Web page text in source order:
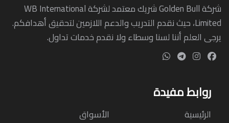
شركة Golden Bull شريك معتمد لشركة WB International
Limited، حيث نقدم التدريب والدعم اللازمين لتحقيق أهدافكم.
يرجى العلم أننا لسنا وسطاء ولا نقدم خدمات تداول.
روابط مفيدة
الرئيسية
الأسواق